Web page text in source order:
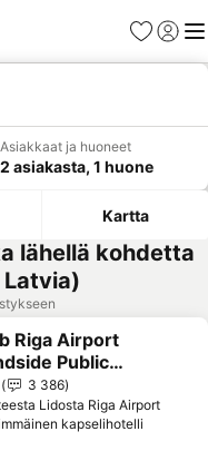
Suosikit
Asiakkaat ja huoneet
2 asiakasta, 1 huone
Kartta
lähellä kohdetta
Latvia)
Riga Airport
Public
3 386
Lidosta Riga Airport
kapselihotelli